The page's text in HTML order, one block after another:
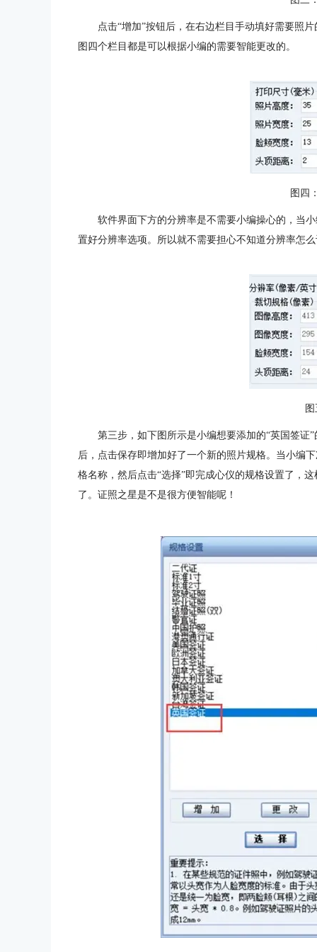
点击“增加”按钮后，在右边栏目手动填好需要照
图四个栏目都是可以根据小编的需要智能更改的。
图四
软件界面下方的分辨率是不需要小编操心的，当
置好分辨率选项。所以就不需要担心不知道分辨率怎
第三步，如下图所示是小编想要添加的“英国签证
后，点击保存即增加好了一个新的照片规格。当小编
格名称，然后点击“选择”即完成心仪的规格设置了，
了。证照之星是不是很方便智能呢！